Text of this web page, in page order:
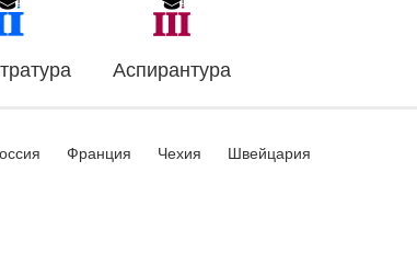
Аспирантура
Франция Чехия Швейцария